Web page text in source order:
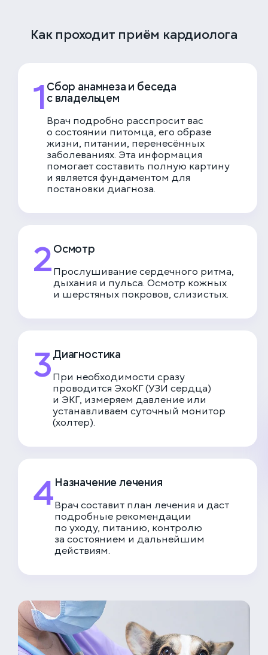
Как проходит приём кардиолога
1 Сбор анамнеза и беседа
с владельцем
Врач подробно расспросит вас
о состоянии питомца, его образе
жизни, питании, перенесённых
заболеваниях. Эта информация
помогает составить полную картину
и является фундаментом для
постановки диагноза.
2Осмотр
Прослушивание сердечного ритма,
дыхания и пульса. Осмотр кожных
и шерстяных покровов, слизистых.
3Диагностика
При необходимости сразу
проводится ЭхоКГ (УЗИ сердца)
и ЭКГ, измеряем давление или
устанавливаем суточный монитор
(холтер).
4Назначение лечения
Врач составит план лечения и даст
подробные рекомендации
по уходу, питанию, контролю
за состоянием и дальнейшим
действиям.